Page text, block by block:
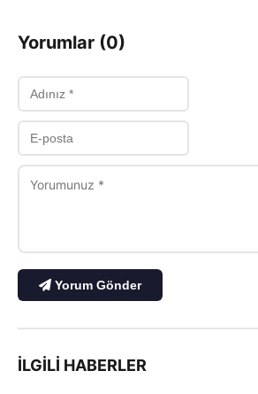
Yorumlar (0)
Yorum Gönder
İLGILI HABERLER